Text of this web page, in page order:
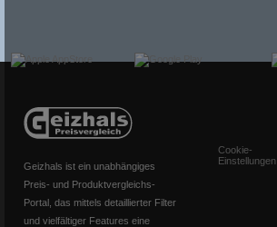
Geizhals ist ein unabhängiges
Preis- und Produktvergleichs-
Portal, das mittels detaillierter Filter
und vielfältiger Features eine
Cookie-
Einstellungen